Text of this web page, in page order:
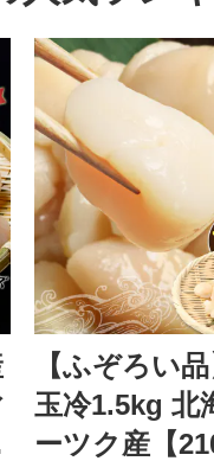
【ふぞろい
玉冷1.5kg 北
ーツク産【